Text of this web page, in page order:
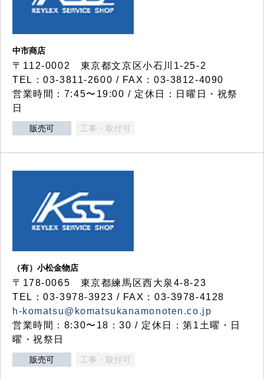
中市商店
〒112-0002 東京都文京区小石川1-25-2
TEL：03-3811-2600 / FAX：03-3812-4090
営業時間：7:45〜19:00 / 定休日：日曜日・祝祭
日
販売可 工事・取付可
（有）小松金物店
〒178-0065 東京都練馬区西大泉4-8-23
TEL：03-3978-3923 / FAX：03-3978-4128
h-komatsu@komatsukanamonoten.co.jp
営業時間：8:30〜18：30 / 定休日：第1土曜・日
曜・祝祭日
販売可 工事・取付可